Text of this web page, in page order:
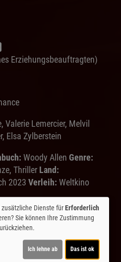
Erziehungsbeauftragten)
Valerie Lemercier, Melvil
Elsa Zylberstein
Woody Allen Genre:
Thriller Land:
2023 Verleih: Weltkino
Ihr Kino!
(Trailer ansehen)bereitgestellte
Dienste fürErforderlich
Sie können Ihre Zustimmung
Ich lehne ab Das ist ok